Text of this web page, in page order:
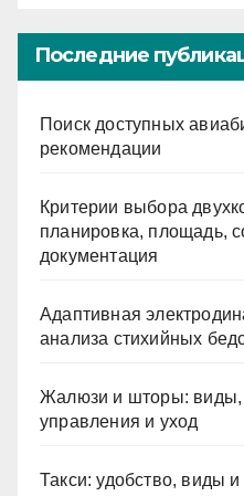
Последние
Поиск доступных
рекомендации
Критерии выбора
планировка, площадь,
документация
Адаптивная
анализа стихийных
Жалюзи и шторы:
управления и уход
Такси: удобство, виды